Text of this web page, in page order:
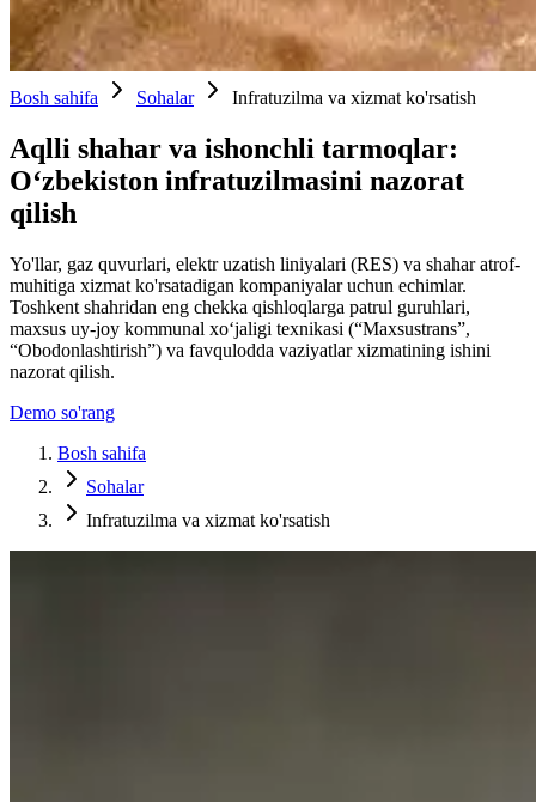
Bosh sahifa Sohalar Infratuzilma va xizmat ko'rsatish
Aqlli shahar va ishonchli tarmoqlar:
O‘zbekiston infratuzilmasini nazorat
qilish
Yo'llar, gaz quvurlari, elektr uzatish liniyalari (RES) va shahar atrof-
muhitiga xizmat ko'rsatadigan kompaniyalar uchun echimlar.
Toshkent shahridan eng chekka qishloqlarga patrul guruhlari,
maxsus uy-joy kommunal xo‘jaligi texnikasi (“Maxsustrans”,
“Obodonlashtirish”) va favqulodda vaziyatlar xizmatining ishini
nazorat qilish.
Demo so'rang
Bosh sahifa
Sohalar
Infratuzilma va xizmat ko'rsatish